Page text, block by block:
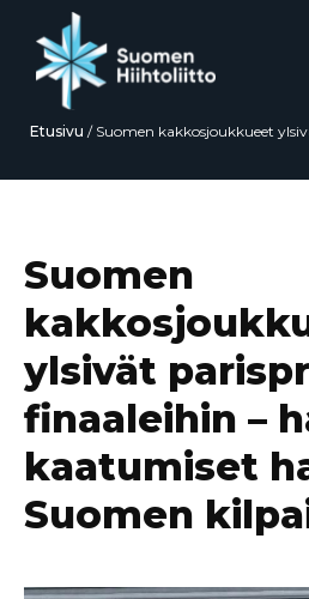
Etusivu / Suomen kakkosjoukkueet
Suomen
ylsivät
finaaleihin –
kaatumiset
Suomen